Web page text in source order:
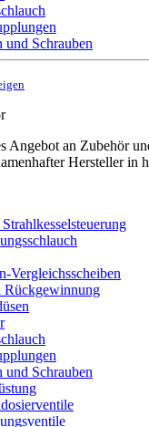
und Schrauben
Angebot an Zubehör
Hersteller in
Vergleichsscheiben
Rückgewinnung
und Schrauben